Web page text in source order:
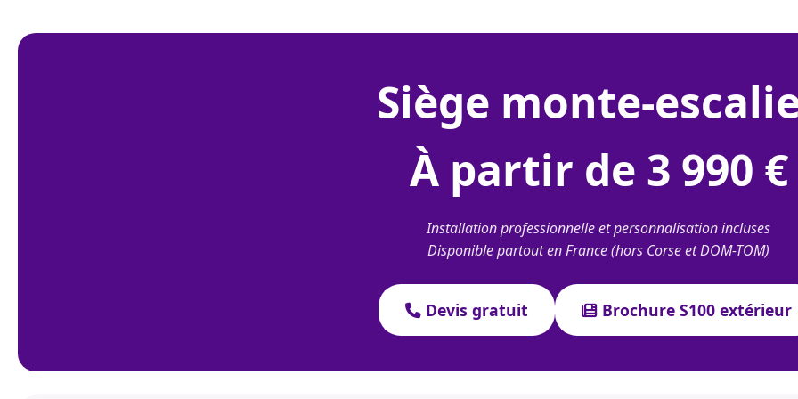
siège monte-
À partir de 3 990 €
Installation professionnelle et personnalisation incluses
Disponible partout en France (hors Corse et DOM-TOM)
Devis gratuit Brochure S100 extérieur